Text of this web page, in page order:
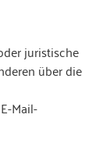
juristische
über die
Mail-